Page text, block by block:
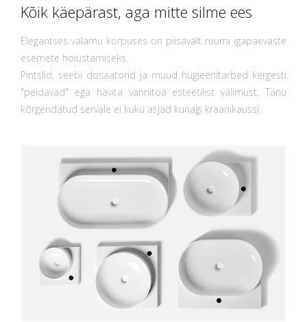
Kõik käepärast, aga mitte silme ees
Elegantses valamu korpuses on piisavalt ruumi igapäevaste
esemete hoiustamiseks.
Pintslid, seebi dosaatorid ja muud hügieenitarbed kergesti
"peidavad" ega hävita vannitoa esteetilist välimust. Tänu
kõrgendatud servale ei kuku asjad kunagi kraanikaussi.